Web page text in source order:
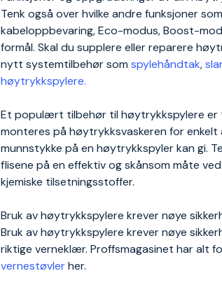
Tenk også over hvilke andre funksjoner
kabeloppbevaring, Eco-modus, Boost-
formål. Skal du supplere eller reparere
nytt systemtilbehør som spylehåndtak,
høytrykkspylere.
Et populært tilbehør til høytrykkspylere er
monteres på høytrykksvaskeren for
munnstykke på en høytrykkspyler kan gi.
flisene på en effektiv og skånsom måte
kjemiske tilsetningsstoffer.
Bruk av høytrykkspylere krever nøye
Bruk av høytrykkspylere krever nøye
riktige verneklær. Proffsmagasinet har alt
vernestøvlerher.